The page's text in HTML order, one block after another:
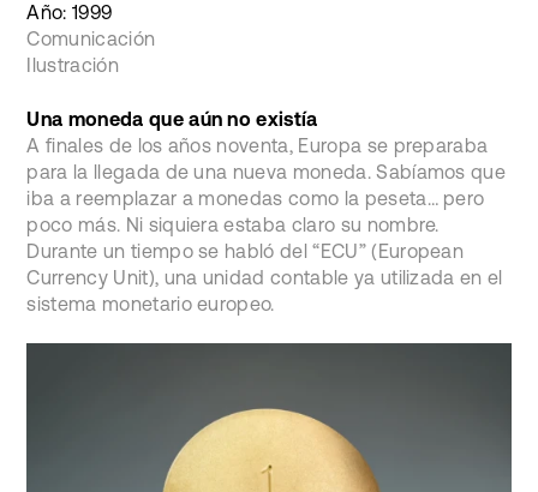
Año: 1999
Comunicación
Ilustración
Una moneda que aún no existía
A finales de los años noventa, Europa se preparaba
para la llegada de una nueva moneda. Sabíamos que
iba a reemplazar a monedas como la peseta… pero
poco más. Ni siquiera estaba claro su nombre.
Durante un tiempo se habló del “ECU” (European
Currency Unit), una unidad contable ya utilizada en el
sistema monetario europeo.